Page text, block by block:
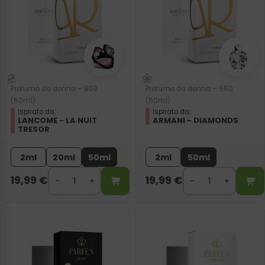
Profumo da donna – 903
(50ml)
Ispirato da:
LANCOME - LA NUIT
TRESOR
2ml 20ml 50ml
19,99 €
Profumo da donna – 550
(50ml)
Ispirato da:
ARMANI - DIAMONDS
2ml 50ml
19,99 €